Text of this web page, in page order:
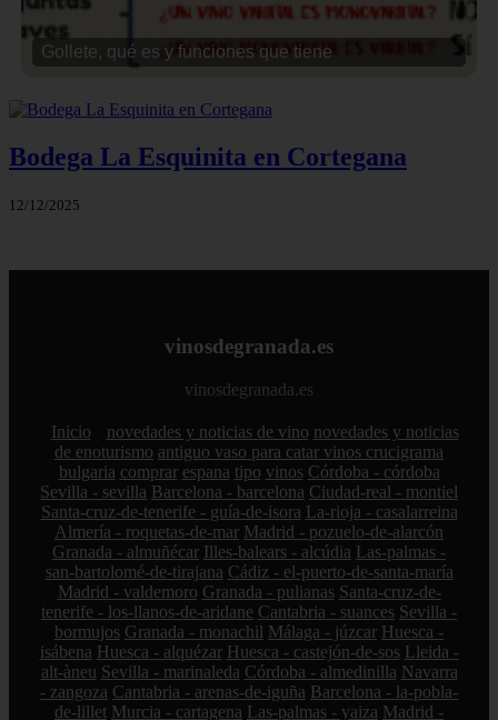
Gollete, qué es y funciones que tiene
Bodega La Esquinita en Cortegana
12/12/2025
vinosdegranada.es
vinosdegranada.es
Inicio novedades y noticias de vino novedades y noticias
de enoturismo antiguo vaso para catar vinos crucigrama
bulgaria comprar espana tipo vinos Córdoba - córdoba
Sevilla - sevilla Barcelona - barcelona Ciudad-real - montiel
Santa-cruz-de-tenerife - guía-de-isora La-rioja - casalarreina
Almería - roquetas-de-mar Madrid - pozuelo-de-alarcón
Granada - almuñécar Illes-balears - alcúdia Las-palmas -
san-bartolomé-de-tirajana Cádiz - el-puerto-de-santa-maría
Madrid - valdemoro Granada - pulianas Santa-cruz-de-
tenerife - los-llanos-de-aridane Cantabria - suances Sevilla -
bormujos Granada - monachil Málaga - júzcar Huesca -
isábena Huesca - alquézar Huesca - castejón-de-sos Lleida -
alt-àneu Sevilla - marinaleda Córdoba - almedinilla Navarra
- zangoza Cantabria - arenas-de-iguña Barcelona - la-pobla-
de-lillet Murcia - cartagena Las-palmas - yaiza Madrid -